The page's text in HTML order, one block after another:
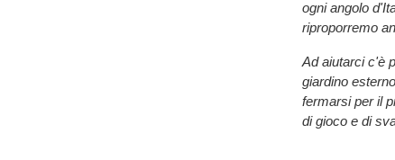
ogni angolo
riproporremo
Ad aiutarci c'è
giardino
fermarsi per il
di gioco e di